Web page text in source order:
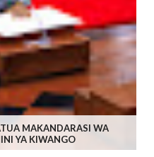
MAKANDARASI WA
YA KIWANGO